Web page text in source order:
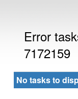
Error
7172159
No tasks to